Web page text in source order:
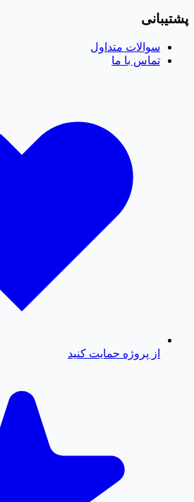
پشتیبانی
سوالات متداول
تماس با ما
از پروژه حمایت کنید